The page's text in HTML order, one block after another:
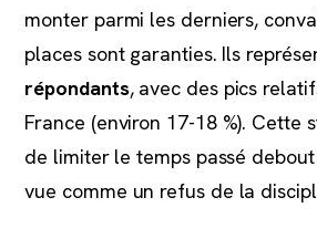
monter parmi les derniers,
places sont garanties. Ils
répondants, avec des pics
France (environ 17-18 %). Cette
de limiter le temps passé
vue comme un refus de la